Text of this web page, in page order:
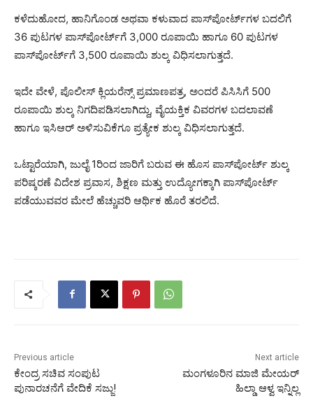
ಕಳೆದುಹೋದ, ಹಾನಿಗೊಂಡ ಅಥವಾ ಕಳುವಾದ ಪಾಸ್‌ಪೋರ್ಟ್‌ಗಳ ಬದಲಿಗೆ
36 ಪುಟಗಳ ಪಾಸ್‌ಪೋರ್ಟ್‌ಗೆ 3,000 ರೂಪಾಯಿ ಹಾಗೂ 60 ಪುಟಗಳ
ಪಾಸ್‌ಪೋರ್ಟ್‌ಗೆ 3,500 ರೂಪಾಯಿ ಶುಲ್ಕ ವಿಧಿಸಲಾಗುತ್ತದೆ.
ಇದೇ ವೇಳೆ, ಪೊಲೀಸ್ ಕ್ಲಿಯರೆನ್ಸ್ ಪ್ರಮಾಣಪತ್ರ, ಅಂದರೆ ಪಿಸಿಸಿಗೆ 500
ರೂಪಾಯಿ ಶುಲ್ಕ ನಿಗದಿಪಡಿಸಲಾಗಿದ್ದು, ವೈಯಕ್ತಿಕ ವಿವರಗಳ ಬದಲಾವಣೆ
ಹಾಗೂ ಇಸಿಆರ್ ಅಳಿಸುವಿಕೆಗೂ ಪ್ರತ್ಯೇಕ ಶುಲ್ಕ ವಿಧಿಸಲಾಗುತ್ತದೆ.
ಒಟ್ಟಾರೆಯಾಗಿ, ಜುಲೈ 1ರಿಂದ ಜಾರಿಗೆ ಬರುವ ಈ ಹೊಸ ಪಾಸ್‌ಪೋರ್ಟ್ ಶುಲ್ಕ
ಪರಿಷ್ಕರಣೆ ವಿದೇಶ ಪ್ರವಾಸ, ಶಿಕ್ಷಣ ಮತ್ತು ಉದ್ಯೋಗಕ್ಕಾಗಿ ಪಾಸ್‌ಪೋರ್ಟ್
ಪಡೆಯುವವರ ಮೇಲೆ ಹೆಚ್ಚುವರಿ ಆರ್ಥಿಕ ಹೊರೆ ತರಲಿದೆ.
Previous article
ಕೇಂದ್ರ ಸಚಿವ ಸಂಪುಟ
ಪುನಾರಚನೆಗೆ ವೇದಿಕೆ ಸಜ್ಜು!
Next article
ಮಂಗಳೂರಿನ ಮಾಜಿ ಮೇಯರ್
ಹಿಲ್ಡಾ ಆಳ್ವ ಇನ್ನಿಲ್ಲ